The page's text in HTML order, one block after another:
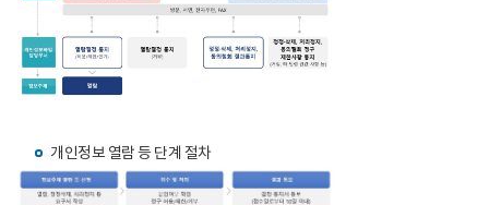
개인정보 열람 등 단계 절차